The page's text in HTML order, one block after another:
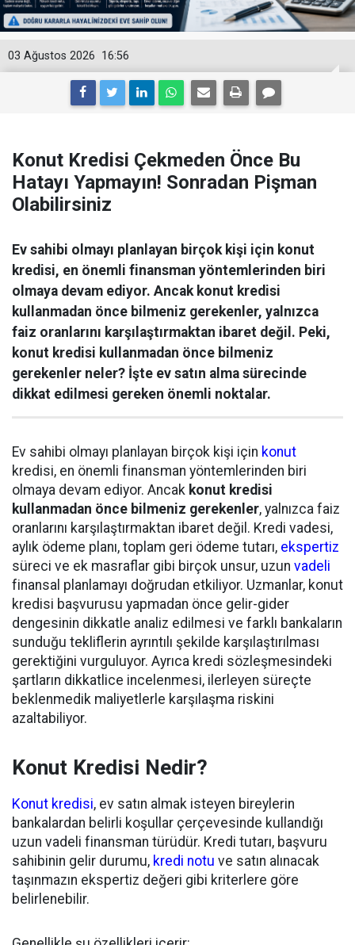
16:56
03 Ağustos 2026
Konut Kredisi Çekmeden Önce Bu
Hatayı Yapmayın! Sonradan Pişman
Olabilirsiniz
Ev sahibi olmayı planlayan birçok kişi için konut
kredisi, en önemli finansman yöntemlerinden biri
olmaya devam ediyor. Ancak konut kredisi
kullanmadan önce bilmeniz gerekenler, yalnızca
faiz oranlarını karşılaştırmaktan ibaret değil. Peki,
konut kredisi kullanmadan önce bilmeniz
gerekenler neler? İşte ev satın alma sürecinde
dikkat edilmesi gereken önemli noktalar.
Ev sahibi olmayı planlayan birçok kişi için konut
kredisi, en önemli finansman yöntemlerinden biri
olmaya devam ediyor. Ancak konut kredisi
kullanmadan önce bilmeniz gerekenler, yalnızca faiz
oranlarını karşılaştırmaktan ibaret değil. Kredi vadesi,
aylık ödeme planı, toplam geri ödeme tutarı, ekspertiz
süreci ve ek masraflar gibi birçok unsur, uzun vadeli
finansal planlamayı doğrudan etkiliyor. Uzmanlar, konut
kredisi başvurusu yapmadan önce gelir-gider
dengesinin dikkatle analiz edilmesi ve farklı bankaların
sunduğu tekliflerin ayrıntılı şekilde karşılaştırılması
gerektiğini vurguluyor. Ayrıca kredi sözleşmesindeki
şartların dikkatlice incelenmesi, ilerleyen süreçte
beklenmedik maliyetlerle karşılaşma riskini
azaltabiliyor.
Konut Kredisi Nedir?
Konut kredisi, ev satın almak isteyen bireylerin
bankalardan belirli koşullar çerçevesinde kullandığı
uzun vadeli finansman türüdür. Kredi tutarı, başvuru
sahibinin gelir durumu, kredi notu ve satın alınacak
taşınmazın ekspertiz değeri gibi kriterlere göre
belirlenebilir.